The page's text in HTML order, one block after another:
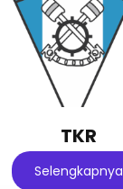
TKR
Selengkapnya